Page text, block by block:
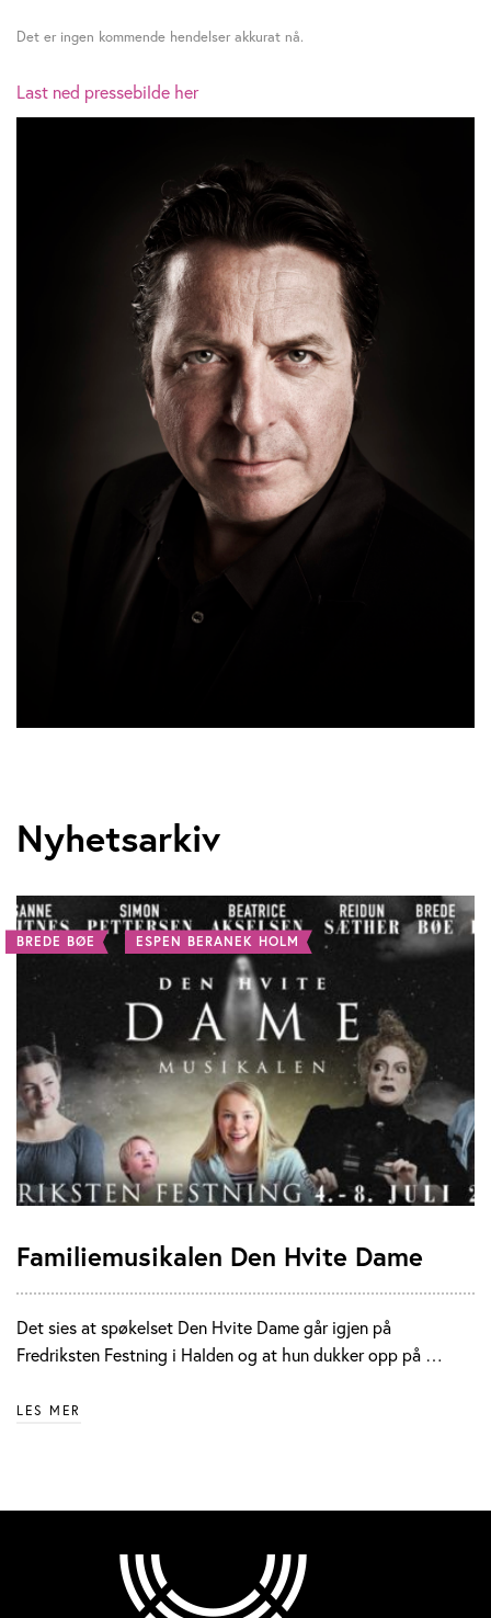
Det er ingen kommende hendelser akkurat nå.
Last ned pressebilde her
Nyhetsarkiv
BREDE BØE ESPEN BERANEK HOLM
Familiemusikalen Den Hvite Dame
Det sies at spøkelset Den Hvite Dame går igjen på
Fredriksten Festning i Halden og at hun dukker opp på …
LES MER